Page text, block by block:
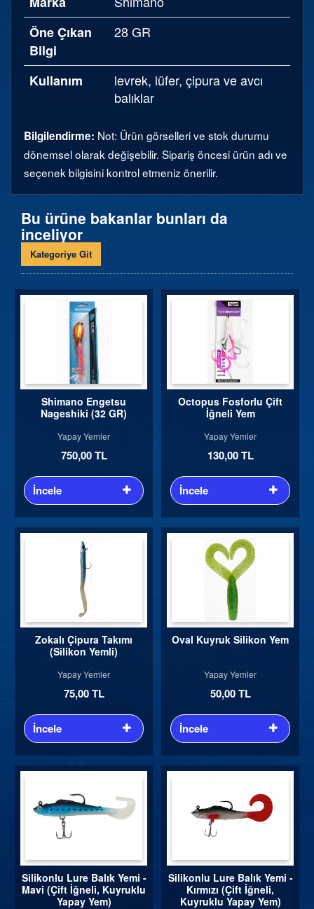
Öne Çıkan
Bilgi
28 GR
Kullanım
levrek, lüfer, çipura ve avcı
balıklar
Bilgilendirme: Not: Ürün görselleri ve stok durumu
dönemsel olarak değişebilir. Sipariş öncesi ürün adı ve
seçenek bilgisini kontrol etmeniz önerilir.
Bu ürüne bakanlar bunları da
inceliyor
Kategoriye Git
Shimano Engetsu
Nageshiki (32 GR)
Yapay Yemler
750,00 TL
İncele
Octopus Fosforlu Çift
İğneli Yem
Yapay Yemler
130,00 TL
İncele
Zokalı Çipura Takımı
(Silikon Yemli)
Yapay Yemler
75,00 TL
İncele
Oval Kuyruk Silikon Yem
Yapay Yemler
50,00 TL
İncele
Silikonlu Lure Balık Yemi -
Mavi (Çift İğneli, Kuyruklu
Yapay Yem)
Silikonlu Lure Balık Yemi -
Kırmızı (Çift İğneli,
Kuyruklu Yapay Yem)